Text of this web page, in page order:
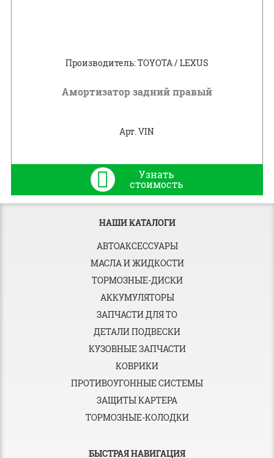
Производитель: TOYOTA / LEXUS
Амортизатор задний правый
Арт. VIN
Узнать
стоимость
НАШИ КАТАЛОГИ
АВТОАКСЕССУАРЫ
МАСЛА И ЖИДКОСТИ
ТОРМОЗНЫЕ-ДИСКИ
АККУМУЛЯТОРЫ
ЗАПЧАСТИ ДЛЯ ТО
ДЕТАЛИ ПОДВЕСКИ
КУЗОВНЫЕ ЗАПЧАСТИ
КОВРИКИ
ПРОТИВОУГОННЫЕ СИСТЕМЫ
ЗАЩИТЫ КАРТЕРА
ТОРМОЗНЫЕ-КОЛОДКИ
БЫСТРАЯ НАВИГАЦИЯ